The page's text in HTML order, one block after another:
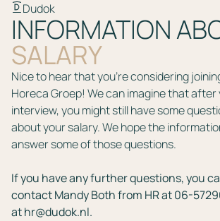
Dudok
INFORMATION
SALARY
Nice to hear that you’re considering
Horeca Groep! We can imagine that after
interview, you might still have some
about your salary. We hope the
answer some of those questions.
If you have any further questions, you
contact Mandy Both from HR at 06-
athr@dudok.nl.